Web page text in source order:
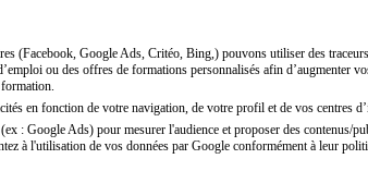
(Facebook, Google Ads, Critéo, Bing,) pouvons utiliser des
ou des offres de formations personnalisés afin d’augmenter
en fonction de votre navigation, de votre profil et de vos centres
: Google Ads) pour mesurer l'audience et proposer des contenus/
à l'utilisation de vos données par Google conformément à leur